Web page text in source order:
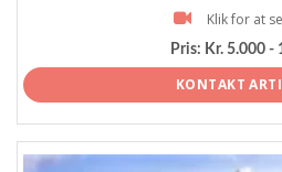
Klik for at
Pris: Kr. 5.000 -
KONTAKT